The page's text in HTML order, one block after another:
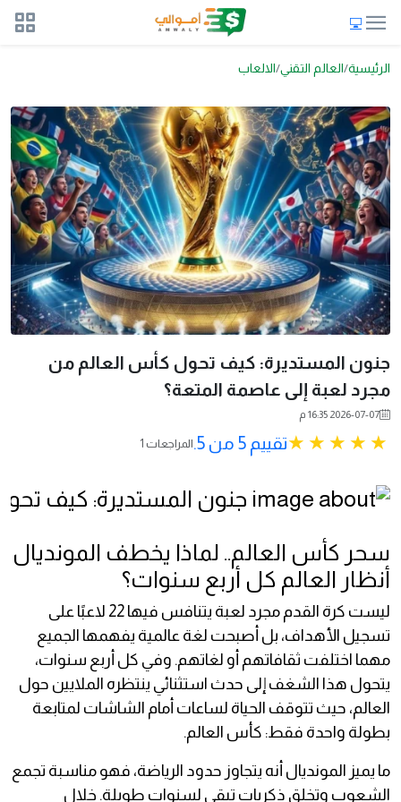
الرئيسية العالم التقني الالعاب
جنون المستديرة: كيف تحول كأس العالم من
مجرد لعبة إلى عاصمة المتعة؟
2026-07-07 16:35 م
تقييم 5 من 5. 1 المراجعات
سحر كأس العالم.. لماذا يخطف المونديال
أنظار العالم كل أربع سنوات؟
ليست كرة القدم مجرد لعبة يتنافس فيها 22 لاعبًا على
تسجيل الأهداف، بل أصبحت لغة عالمية يفهمها الجميع
مهما اختلفت ثقافاتهم أو لغاتهم. وفي كل أربع سنوات،
يتحول هذا الشغف إلى حدث استثنائي ينتظره الملايين حول
العالم، حيث تتوقف الحياة لساعات أمام الشاشات لمتابعة
بطولة واحدة فقط: كأس العالم.
ما يميز المونديال أنه يتجاوز حدود الرياضة، فهو مناسبة تجمع
الشعوب وتخلق ذكريات تبقى لسنوات طويلة. خلال